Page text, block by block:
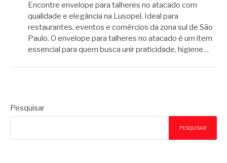
Encontre envelope para talheres no atacado com
qualidade e elegância na Lusopel. Ideal para
restaurantes, eventos e comércios da zona sul de São
Paulo. O envelope para talheres no atacado é um item
essencial para quem busca unir praticidade, higiene…
Pesquisar
PESQUISAR